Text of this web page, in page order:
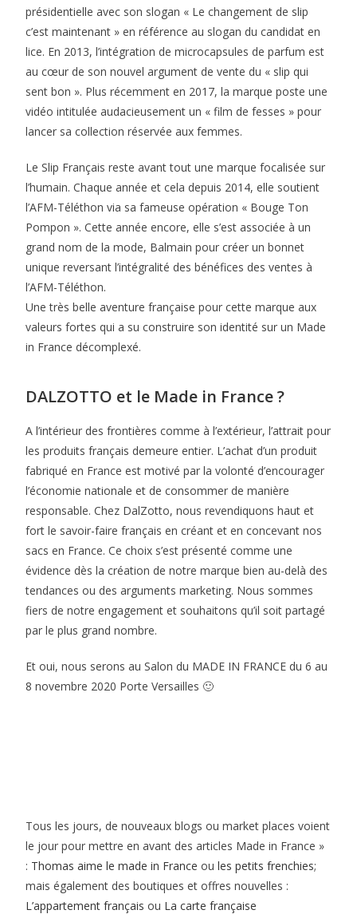
présidentielle avec son slogan « Le changement de slip
c’est maintenant » en référence au slogan du candidat en
lice. En 2013, l’intégration de microcapsules de parfum est
au cœur de son nouvel argument de vente du « slip qui
sent bon ». Plus récemment en 2017, la marque poste une
vidéo intitulée audacieusement un « film de fesses » pour
lancer sa collection réservée aux femmes.
Le Slip Français reste avant tout une marque focalisée sur
l’humain. Chaque année et cela depuis 2014, elle soutient
l’AFM-Téléthon via sa fameuse opération « Bouge Ton
Pompon ». Cette année encore, elle s’est associée à un
grand nom de la mode, Balmain pour créer un bonnet
unique reversant l’intégralité des bénéfices des ventes à
l’AFM-Téléthon.
Une très belle aventure française pour cette marque aux
valeurs fortes qui a su construire son identité sur un Made
in France décomplexé.
DALZOTTO et le Made in France ?
A l’intérieur des frontières comme à l’extérieur, l’attrait pour
les produits français demeure entier. L’achat d’un produit
fabriqué en France est motivé par la volonté d’encourager
l’économie nationale et de consommer de manière
responsable. Chez DalZotto, nous revendiquons haut et
fort le savoir-faire français en créant et en concevant nos
sacs en France. Ce choix s’est présenté comme une
évidence dès la création de notre marque bien au-delà des
tendances ou des arguments marketing. Nous sommes
fiers de notre engagement et souhaitons qu’il soit partagé
par le plus grand nombre.
Et oui, nous serons au Salon du MADE IN FRANCE du 6 au
8 novembre 2020 Porte Versailles 🙂
Tous les jours, de nouveaux blogs ou market places voient
le jour pour mettre en avant des articles Made in France »
: Thomas aime le made in France oules petits frenchies;
mais également des boutiques et offres nouvelles :
L’appartement français ou La carte française